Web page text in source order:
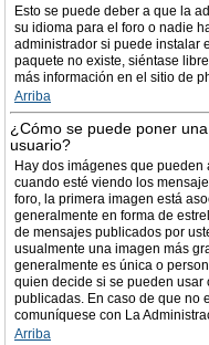
Esto se puede deber a que la
su idioma para el foro o nadie
administrador si puede instalar
paquete no existe, siéntase
más información en el sitio de
Arriba
¿Cómo se puede poner
usuario?
Hay dos imágenes que
cuando esté viendo los
foro, la primera imagen está
generalmente en forma de
de mensajes publicados por
usualmente una imagen más
generalmente es única o
quien decide si se pueden usar
publicadas. En caso de que no
comuníquese con La
Arriba